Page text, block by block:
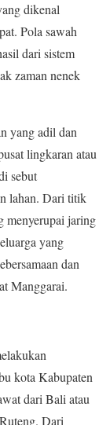
dikenal
Pola sawah
dari sistem
zaman nenek
yang adil dan
lingkaran atau
sebut
lahan. Dari titik
menyerupai jaring
yang
dan
Manggarai.
kota Kabupaten
dari Bali atau
Dari